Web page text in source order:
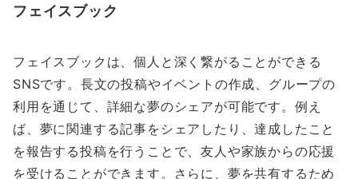
フェイスブック
フェイスブックは、個人と深く繋がることができる
SNSです。長文の投稿やイベントの作成、グループの
利用を通じて、詳細な夢のシェアが可能です。例え
ば、夢に関連する記事をシェアしたり、達成したこと
を報告する投稿を行うことで、友人や家族からの応援
を受けることができます。さらに、夢を共有するため